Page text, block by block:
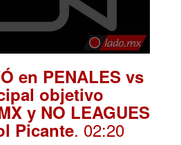
en PENALES vs
objetivo
y NO LEAGUES
Picante. 02:20